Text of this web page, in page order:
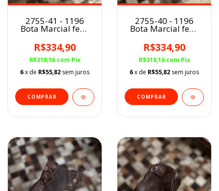
2755-41 - 1196
Bota Marcial fem.
R$334,90
R$318,16 com Pix
6x de R$55,82 sem juros
COMPRAR
2755-40 - 1196
Bota Marcial fem.
R$334,90
R$318,16 com Pix
6x de R$55,82 sem juros
COMPRAR